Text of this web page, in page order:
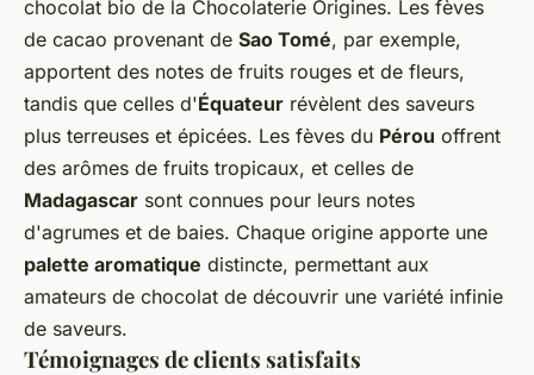
chocolat bio de la Chocolaterie Origines. Les fèves
de cacao provenant de Sao Tomé, par exemple,
apportent des notes de fruits rouges et de fleurs,
tandis que celles d'Équateur révèlent des saveurs
plus terreuses et épicées. Les fèves du Pérou offrent
des arômes de fruits tropicaux, et celles de
Madagascar sont connues pour leurs notes
d'agrumes et de baies. Chaque origine apporte une
palette aromatique distincte, permettant aux
amateurs de chocolat de découvrir une variété infinie
de saveurs.
Témoignages de clients satisfaits